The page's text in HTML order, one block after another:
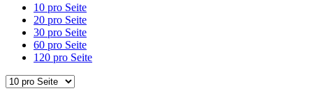
10 pro Seite
20 pro Seite
30 pro Seite
60 pro Seite
120 pro Seite